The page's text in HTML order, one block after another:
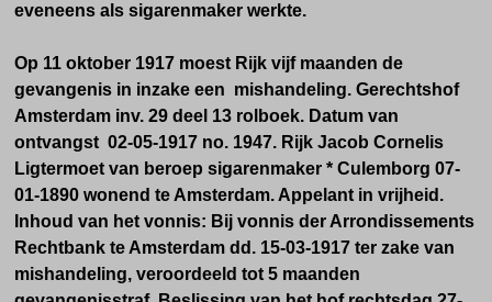
eveneens als sigarenmaker werkte.
Op 11 oktober 1917 moest Rijk vijf maanden de
gevangenis in inzake een mishandeling. Gerechtshof
Amsterdam inv. 29 deel 13 rolboek. Datum van
ontvangst 02-05-1917 no. 1947. Rijk Jacob Cornelis
Ligtermoet van beroep sigarenmaker * Culemborg 07-
01-1890 wonend te Amsterdam. Appelant in vrijheid.
Inhoud van het vonnis: Bij vonnis der Arrondissements
Rechtbank te Amsterdam dd. 15-03-1917 ter zake van
mishandeling, veroordeeld tot 5 maanden